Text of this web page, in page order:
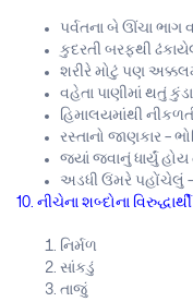
પર્વતના બે ઊંચા ભાગ
કુદરતી બરફથી
શરીરે મોટું પણ
વહેતા પાણીમાં થતું
હિમાલયમાંથી
રસ્તાનો જાણકાર –
જ્યાં જવાનું ધાર્યું
અડધી ઉંમરે પહોંચેલું
10. નીચેના શબ્દોના
નિર્મળ
સાંકડું
તાજું